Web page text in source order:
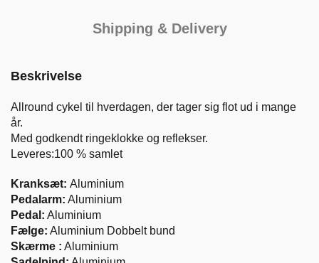
Shipping & Delivery
Beskrivelse
Allround cykel til hverdagen, der tager sig flot ud i mange
år.
Med godkendt ringeklokke og reflekser.
Leveres:100 % samlet
Kranksæt: Aluminium
Pedalarm: Aluminium
Pedal: Aluminium
Fælge: Aluminium Dobbelt bund
Skærme : Aluminium